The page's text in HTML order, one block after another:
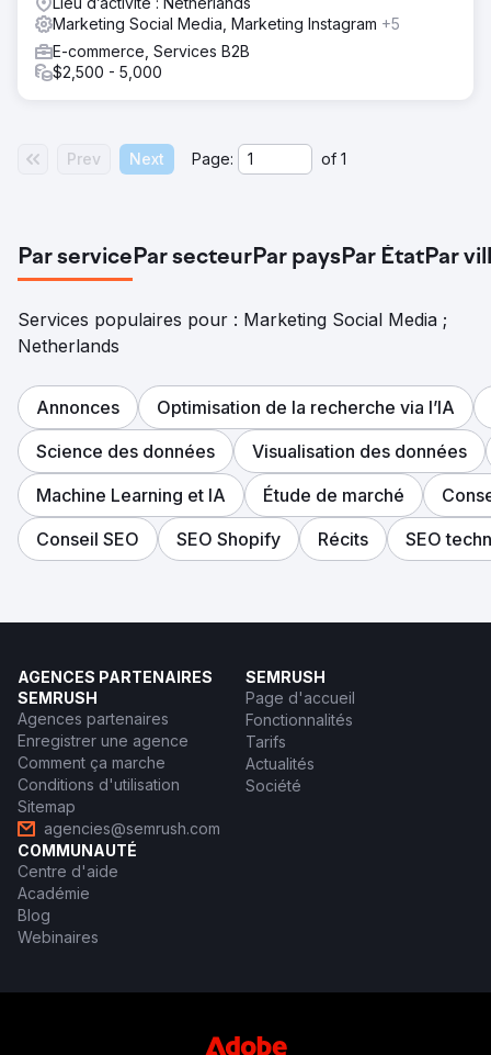
se classe désormais sur la première page pour les termes
de recherche clés, ce qui attire davantage de visiteurs
pertinents sur leur site. Les taux de conversion se sont
améliorés de 40 %, avec davantage d'utilisateurs
leur site Web en un atout très performant pour la
croissance de l'entreprise.
Marketing Social Media, Marketing Instagram +5
E-commerce, Services B2B
$2,500 - 5,000
Prev Next Page: of 1
Par servicePar secteurPar paysPar ÉtatPar
Services populaires pour : Marketing Social Media ;
Netherlands
Annonces
Optimisation de la recherche via l’IA
Science des données
Visualisation des données
Machine Learning et IA
Étude de marché
Conseil SEO
SEO Shopify Récits SEO
AGENCES PARTENAIRES
SEMRUSH
Agences partenaires
Enregistrer une agence
Comment ça marche
Conditions d'utilisation
Sitemap
agencies@semrush.com
SEMRUSH
Page d'accueil
Fonctionnalités
Tarifs
Actualités
Société
COMMUNAUTÉ
Centre d'aide
Académie
Blog
Webinaires